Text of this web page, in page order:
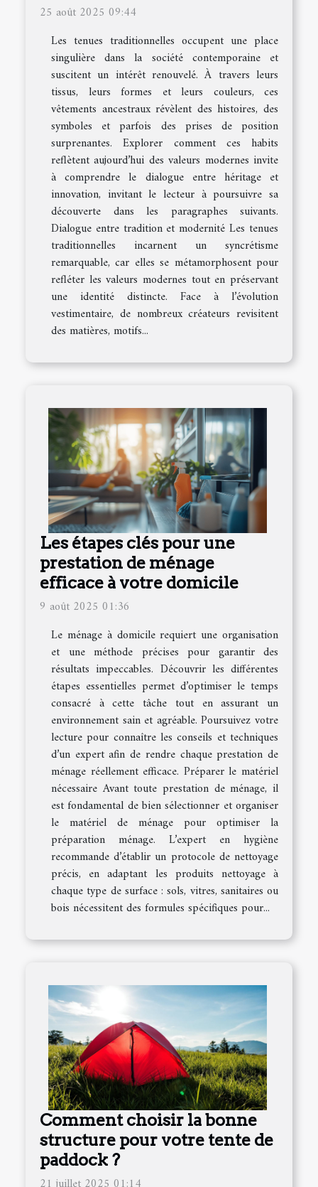
25 août 2025 09:44
Les tenues traditionnelles occupent une place
singulière dans la société contemporaine et
suscitent un intérêt renouvelé. À travers leurs
tissus, leurs formes et leurs couleurs, ces
vêtements ancestraux révèlent des histoires, des
symboles et parfois des prises de position
surprenantes. Explorer comment ces habits
reflètent aujourd’hui des valeurs modernes invite
à comprendre le dialogue entre héritage et
innovation, invitant le lecteur à poursuivre sa
découverte dans les paragraphes suivants.
Dialogue entre tradition et modernité Les tenues
traditionnelles incarnent un syncrétisme
remarquable, car elles se métamorphosent pour
refléter les valeurs modernes tout en préservant
une identité distincte. Face à l’évolution
vestimentaire, de nombreux créateurs revisitent
des matières, motifs...
Les étapes clés pour une
prestation de ménage
efficace à votre domicile
9 août 2025 01:36
Le ménage à domicile requiert une organisation
et une méthode précises pour garantir des
résultats impeccables. Découvrir les différentes
étapes essentielles permet d’optimiser le temps
consacré à cette tâche tout en assurant un
environnement sain et agréable. Poursuivez votre
lecture pour connaître les conseils et techniques
d’un expert afin de rendre chaque prestation de
ménage réellement efficace. Préparer le matériel
nécessaire Avant toute prestation de ménage, il
est fondamental de bien sélectionner et organiser
le matériel de ménage pour optimiser la
préparation ménage. L’expert en hygiène
recommande d’établir un protocole de nettoyage
précis, en adaptant les produits nettoyage à
chaque type de surface : sols, vitres, sanitaires ou
bois nécessitent des formules spécifiques pour...
Comment choisir la bonne
structure pour votre tente de
paddock ?